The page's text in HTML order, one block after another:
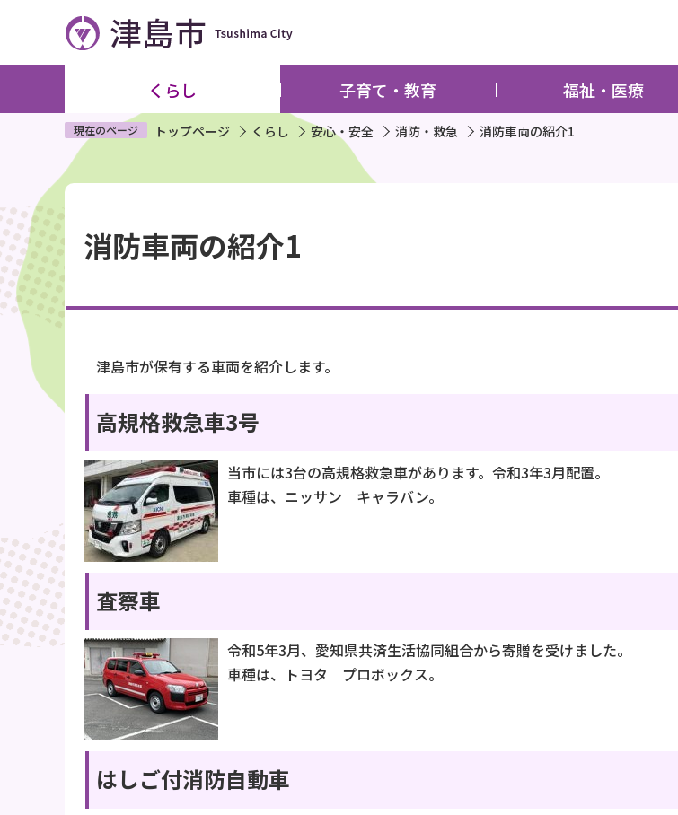
ペ
ジ
で
す
くらし 子育て・教育 福祉・医療
現在のページ トップページ くらし 安心・安全 消防・救急 消防車両の紹介1
文
こ
こ
か
ら
消防車両の紹介1
津島市が保有する車両を紹介します。
高規格救急車3号
当市には3台の高規格救急車があります。令和3年3月配置。
車種は、ニッサン キャラバン。
査察車
令和5年3月、愛知県共済生活協同組合から寄贈を受けました。
車種は、トヨタ プロボックス。
はしご付消防自動車